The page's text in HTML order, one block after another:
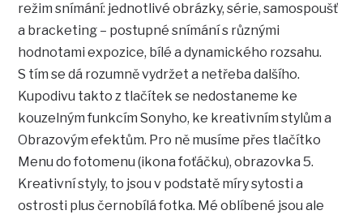
režim snímání: jednotlivé obrázky, série, samospoušť
a bracketing – postupné snímání s různými
hodnotami expozice, bílé a dynamického rozsahu.
S tím se dá rozumně vydržet a netřeba dalšího.
Kupodivu takto z tlačítek se nedostaneme ke
kouzelným funkcím Sonyho, ke kreativním stylům a
Obrazovým efektům. Pro ně musíme přes tlačítko
Menu do fotomenu (ikona foťáčku), obrazovka 5.
Kreativní styly, to jsou v podstatě míry sytosti a
ostrosti plus černobílá fotka. Mé oblíbené jsou ale